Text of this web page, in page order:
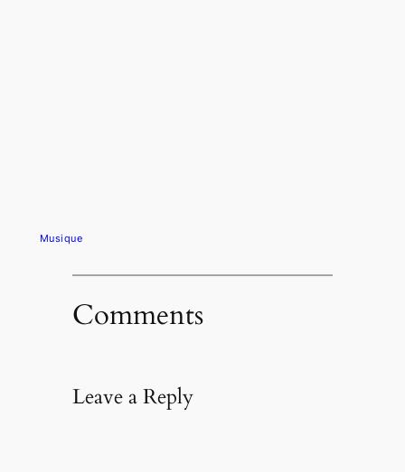
Musique
Comments
Leave a Reply